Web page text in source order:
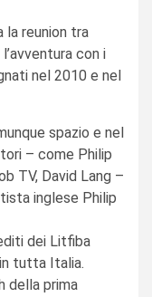
la reunion tra
con i
nel 2010 e nel
spazio e nel
– come Philip
TV, David Lang –
inglese Philip
dei Litfiba
tutta Italia.
della prima